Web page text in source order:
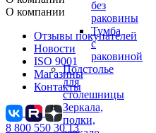
без
раковины
Тумба
с
раковиной
Подстолье
для
столешницы
Зеркала,
полки,
О компании
Отзывы покупателей
Новости
ISO 9001
Магазины
Контакты
8 800 550 30 13